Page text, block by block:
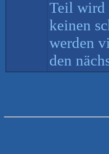
Teil wird
keinen
werden
den